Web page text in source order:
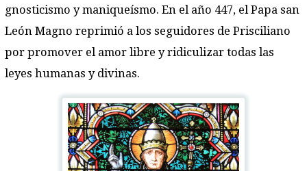
gnosticismo y maniqueísmo. En el año 447, el Papa san
León Magno reprimió a los seguidores de Prisciliano
por promover el amor libre y ridiculizar todas las
leyes humanas y divinas.